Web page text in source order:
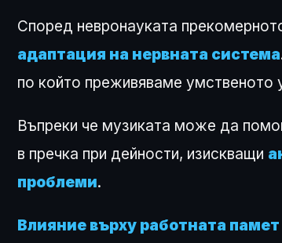
Според невронауката
адаптация на нервната система
по който преживяваме умственото
Въпреки че музиката може да
в пречка при дейности, изискващи
проблеми.
Влияние върху работната памет